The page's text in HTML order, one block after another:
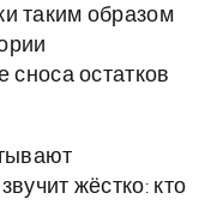
таким образом
сноса остатков
жёстко: кто